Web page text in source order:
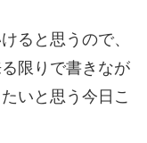
ると思うので、
限りで書きなが
いと思う今日こ